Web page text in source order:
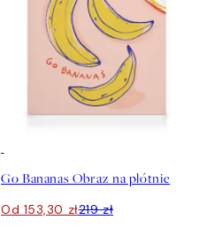
Go Bananas Obraz na płótnie
Od 153,30 zł219 zł